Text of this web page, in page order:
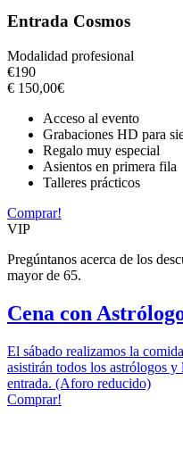
Entrada Cosmos
Modalidad profesional
€190
€ 150,00€
Acceso al evento
Grabaciones HD para
Regalo muy especial
Asientos en primera fila
Talleres prácticos
Comprar!
VIP
Pregúntanos acerca de los
mayor de 65.
Cena con
El sábado realizamos la
asistirán todos los astrólogos y
entrada. (Aforo reducido)
Comprar!